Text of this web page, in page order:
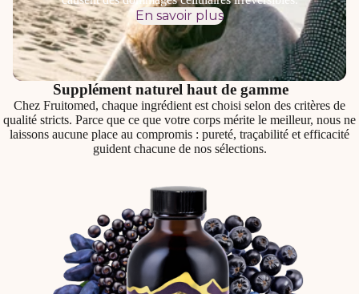
En savoir plus
Supplément naturel haut de gamme
Chez Fruitomed, chaque ingrédient est choisi selon des critères de
qualité stricts. Parce que ce que votre corps mérite le meilleur, nous ne
laissons aucune place au compromis : pureté, traçabilité et efficacité
guident chacune de nos sélections.